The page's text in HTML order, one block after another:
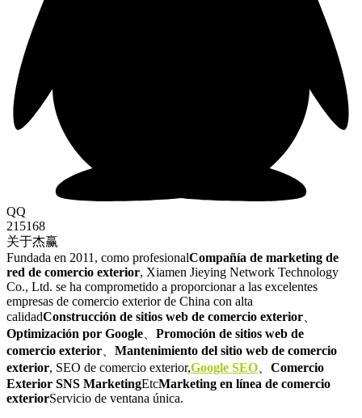
QQ
215168
关于杰赢
Fundada en 2011, como profesionalCompañía de marketing de
red de comercio exterior, Xiamen Jieying Network Technology
Co., Ltd. se ha comprometido a proporcionar a las excelentes
empresas de comercio exterior de China con alta
calidadConstrucción de sitios web de comercio exterior
Optimización por Google
Promoción de sitios web de
comercio exterior
Mantenimiento del sitio web de comercio
exterior, SEO de comercio exterior,Google SEO
Comercio
Exterior SNS MarketingEtcMarketing en línea de comercio
exteriorServicio de ventana única.